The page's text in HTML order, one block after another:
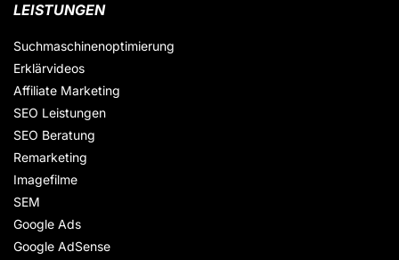
LEISTUNGEN
Suchmaschinenoptimierung
Erklärvideos
Affiliate Marketing
SEO Leistungen
SEO Beratung
Remarketing
Imagefilme
SEM
Google Ads
Google AdSense